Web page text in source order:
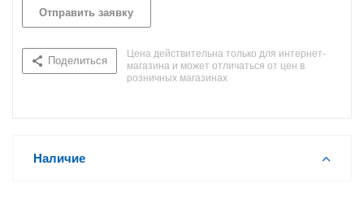
Отправить заявку
Поделиться
Цена действительна только для интернет-
магазина и может отличаться от цен в
розничных магазинах
Наличие